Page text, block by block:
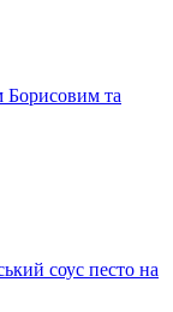
Борисовим та
соус песто на